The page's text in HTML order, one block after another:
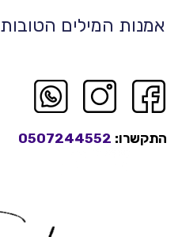
אמנות המילים הטובות
התקשרו: 0507244552